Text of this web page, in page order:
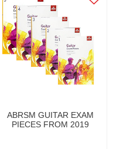
ABRSM GUITAR EXAM
PIECES FROM 2019